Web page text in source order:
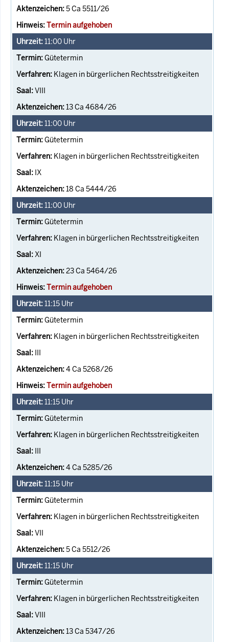
5 Ca 5511/26
Termin aufgehoben
11:00 Uhr
Gütetermin
Klagen in bürgerlichen Rechtsstreitigkeiten
VIII
13 Ca 4684/26
11:00 Uhr
Gütetermin
Klagen in bürgerlichen Rechtsstreitigkeiten
IX
18 Ca 5444/26
11:00 Uhr
Gütetermin
Klagen in bürgerlichen Rechtsstreitigkeiten
XI
23 Ca 5464/26
Termin aufgehoben
11:15 Uhr
Gütetermin
Klagen in bürgerlichen Rechtsstreitigkeiten
III
4 Ca 5268/26
Termin aufgehoben
11:15 Uhr
Gütetermin
Klagen in bürgerlichen Rechtsstreitigkeiten
III
4 Ca 5285/26
11:15 Uhr
Gütetermin
Klagen in bürgerlichen Rechtsstreitigkeiten
VII
5 Ca 5512/26
11:15 Uhr
Gütetermin
Klagen in bürgerlichen Rechtsstreitigkeiten
VIII
13 Ca 5347/26